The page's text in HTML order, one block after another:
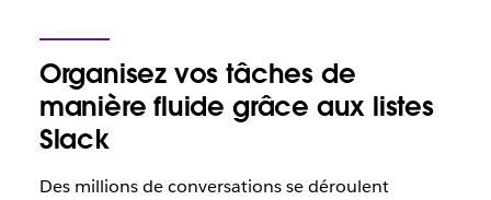
Organisez vos tâches de
manière fluide grâce aux listes
Slack
Des millions de conversations se déroulent